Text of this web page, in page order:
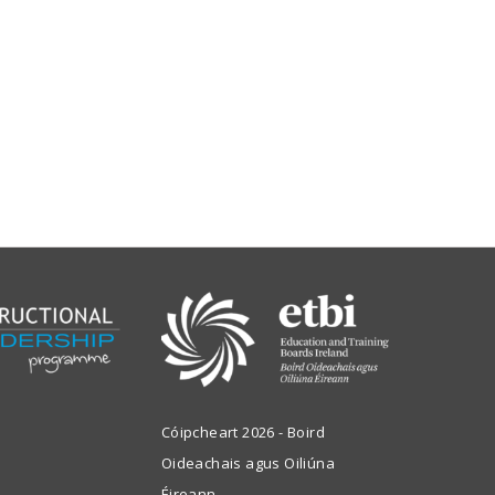
Cóipcheart 2026 - Boird
Oideachais agus Oiliúna